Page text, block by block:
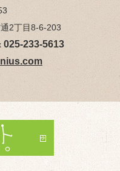
2丁目8-6-203
025-233-5613